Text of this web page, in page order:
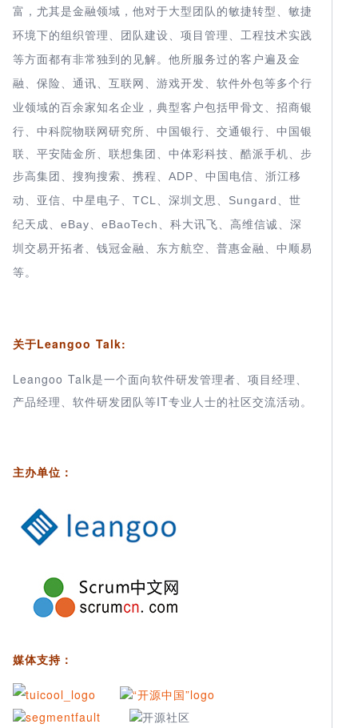
富，尤其是金融领域，他对于大型团队的敏捷转型、敏捷
环境下的组织管理、团队建设、项目管理、工程技术实践
等方面都有非常独到的见解。他所服务过的客户遍及金
融、保险、通讯、互联网、游戏开发、软件外包等多个行
业领域的百余家知名企业，典型客户包括甲骨文、招商银
行、中科院物联网研究所、中国银行、交通银行、中国银
联、平安陆金所、联想集团、中体彩科技、酷派手机、步
步高集团、搜狗搜索、携程、
ADP 、中国电信、 浙江移
动、亚信、中星电子、
TCL 、深圳文思、 Sungard
、世
纪天成、 eBay eBaoTech
、科大讯飞、高维信诚、深
圳交易开拓者、钱冠金融、东方航空、普惠金融、中顺易
等。
关于Leangoo Talk:
Leangoo Talk是一个面向软件研发管理者、项目经理、
产品经理、软件研发团队等IT专业人士的社区交流活动。
主办单位：
媒体支持：